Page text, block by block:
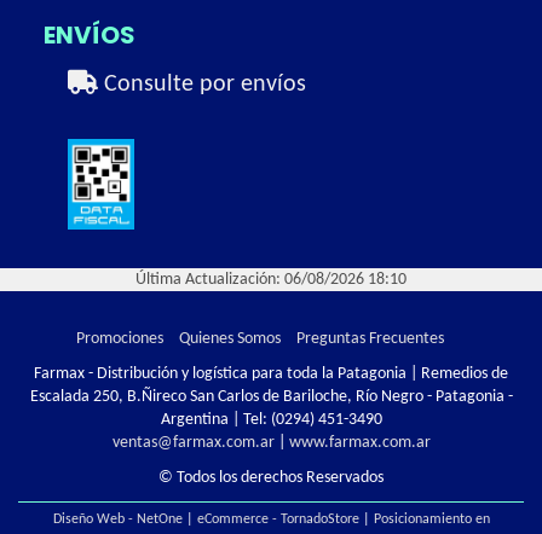
ENVÍOS
Consulte por envíos
Última Actualización: 06/08/2026 18:10
Promociones Quienes Somos
Preguntas Frecuentes
Farmax - Distribución y logística para toda la Patagonia | Remedios de
Escalada 250, B.Ñireco San Carlos de Bariloche, Río Negro - Patagonia -
Argentina | Tel: (0294) 451-3490
ventas@farmax.com.ar| www.farmax.com.ar
© Todos los derechos Reservados
Diseño Web - NetOne| eCommerce - TornadoStore| Posicionamiento en